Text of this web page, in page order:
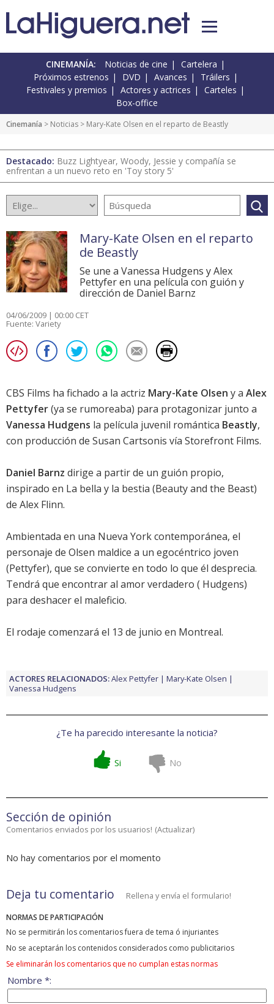
CINEMANÍA: Noticias de cine
Cartelera
Próximos estrenos
DVD Avances
Tráilers
Festivales y premios
Actores y actrices
Carteles
Box-office
Cinemanía > Noticias > Mary-Kate Olsen en el reparto de Beastly
Destacado: Buzz Lightyear, Woody, Jessie y compañía se
enfrentan a un nuevo reto en 'Toy story 5'
Mary-Kate Olsen en el reparto
de Beastly
Se une a Vanessa Hudgens y Alex
Pettyfer en una película con guión y
dirección de Daniel Barnz
04/06/2009 | 00:00 CET
Fuente: Variety
CBS Films ha fichado a la actriz Mary-Kate Olsen y a Alex
Pettyfer(ya se rumoreaba) para protagonizar junto a
Vanessa Hudgens la película juvenil romántica Beastly,
con producción de Susan Cartsonis vía Storefront Films.
Daniel Barnz dirige a partir de un guión propio,
inspirado en La bella y la bestia (Beauty and the Beast)
de Alex Flinn.
Ambientada en una Nueva York contemporánea, el
personaje de Olsen maldice a un egocéntrico joven
(Pettyfer), que se convierte en todo lo que él desprecia.
Tendrá que encontrar al amor verdadero ( Hudgens)
para deshacer el maleficio.
El rodaje comenzará el 13 de junio en Montreal.
ACTORES RELACIONADOS:Alex Pettyfer
Mary-Kate Olsen
Vanessa Hudgens
¿Te ha parecido interesante la noticia?
Si No
Sección de opinión
Comentarios enviados por los usuarios! (Actualizar)
No hay comentarios por el momento
Deja tu comentario Rellena y envía el formulario!
NORMAS DE PARTICIPACIÓN
No se permitirán los comentarios fuera de tema ó injuriantes
No se aceptarán los contenidos considerados como publicitarios
Se eliminarán los comentarios que no cumplan estas normas
Nombre *: